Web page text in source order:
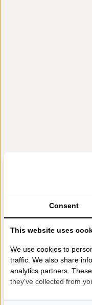
Consent
This website uses
We use cookies to
traffic. We also share
analytics partners.
they've collected from